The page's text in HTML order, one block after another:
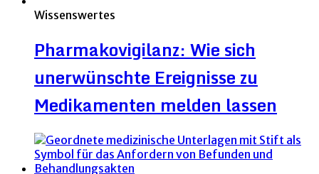
Wissenswertes
Pharmakovigilanz: Wie sich
unerwünschte Ereignisse zu
Medikamenten melden lassen